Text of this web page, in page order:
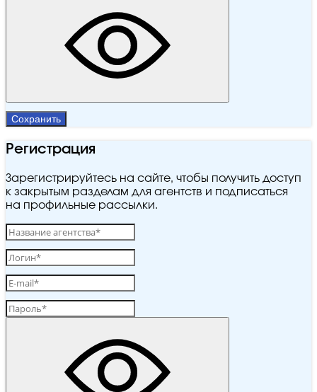
Сохранить
Регистрация
Зарегистрируйтесь на сайте, чтобы получить доступ
к закрытым разделам для агентств и подписаться
на профильные рассылки.